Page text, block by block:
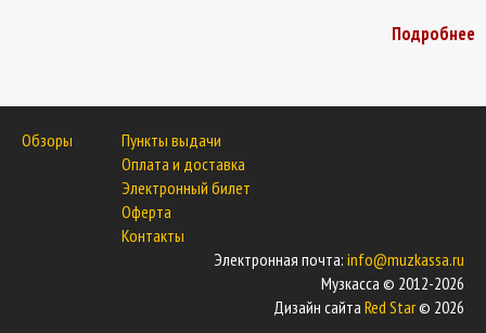
Андреем Филиппаком и Кириллом Кагановичем собрались под
как и роман Захара Прилепина, о жизни в Соловецком лагере особого
назначения. Роман повествует о событиях первой трети прошлого
века, но вопросы, которые он ставит, - вне времени. Как выжить в
жесткой системе, когда вокруг смерть, боль, страх и усталость, и чего
это будет стоить? Верно ли, что “сила тех, кто управляет, в
действительности не что иное, как сила тех, кто позволяет собой
управлять”? И где кончается ответственность системы и начинается –
твоя личная? Это мужской роман-воспитание, в котором ответы
Подробнее
Обзоры
Пункты выдачи
Оплата и доставка
Электронный билет
Оферта
Контакты
Электронная почта: info@muzkassa.ru
Музкасса © 2012-2026
Дизайн сайта Red Star© 2026